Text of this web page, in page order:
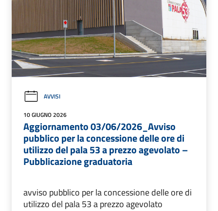
AVVISI
10 GIUGNO 2026
Aggiornamento 03/06/2026_Avviso
pubblico per la concessione delle ore di
utilizzo del pala 53 a prezzo agevolato –
Pubblicazione graduatoria
avviso pubblico per la concessione delle ore di
utilizzo del pala 53 a prezzo agevolato